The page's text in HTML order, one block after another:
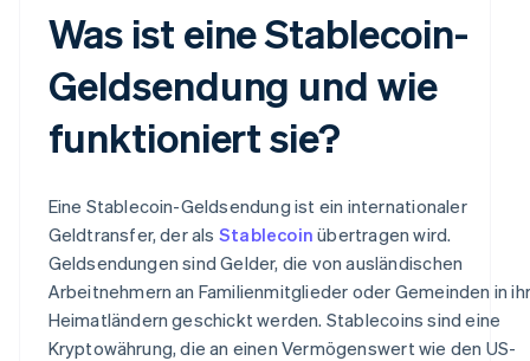
Was ist eine Stablecoin-
Geldsendung und wie
funktioniert sie?
Eine Stablecoin-Geldsendung ist ein internationaler
Geldtransfer, der als Stablecoin übertragen wird.
Geldsendungen sind Gelder, die von ausländischen
Arbeitnehmern an Familienmitglieder oder Gemeinden in
Heimatländern geschickt werden. Stablecoins sind eine
Kryptowährung, die an einen Vermögenswert wie den US-